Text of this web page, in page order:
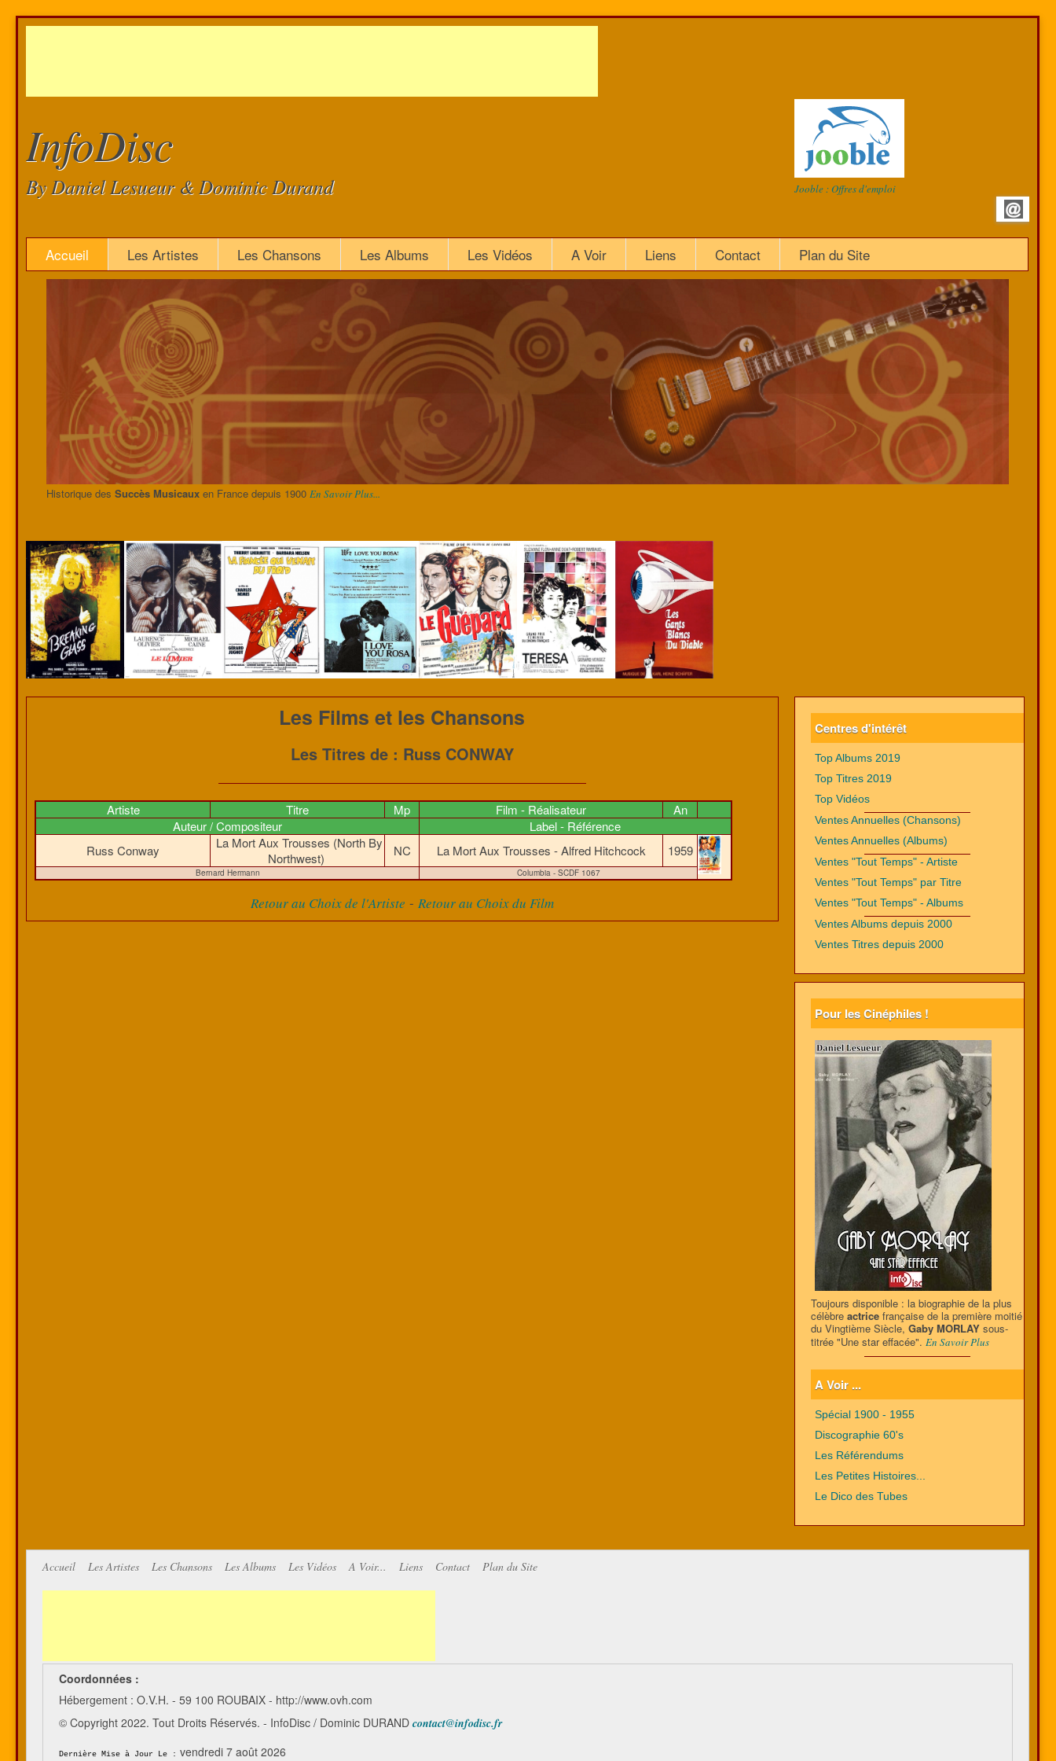
InfoDisc
By Daniel Lesueur & Dominic Durand Jooble : Offres d'emploi
Accueil Les Artistes Les Chansons Les Albums Les Vidéos A Voir Liens Contact Plan du Site
Historique des Succès Musicauxen France depuis 1900 En Savoir Plus...
Les Films et les Chansons
Les Titres de : Russ CONWAY
Artiste Titre Mp Film - Réalisateur
An
Auteur / Compositeur
Label - Référence
Russ Conway
La Mort Aux Trousses (North By
Northwest)
NC La Mort Aux Trousses - Alfred Hitchcock 1959
Bernard Hermann Columbia - SCDF 1067
Retour au Choix de l'Artiste - Retour au Choix du Film
Centres d'intérêt
Top Albums 2019
Top Titres 2019
Top Vidéos
Ventes Annuelles (Chansons)
Ventes Annuelles (Albums)
Ventes "Tout Temps" - Artiste
Ventes "Tout Temps" par Titre
Ventes "Tout Temps" - Albums
Ventes Albums depuis 2000
Ventes Titres depuis 2000
Pour les Cinéphiles !
Toujours disponible : la biographie de la plus
célèbre actricefrançaise de la première moitié
du Vingtième Siècle, Gaby MORLAYsous-
titrée "Une star effacée". En Savoir Plus
A Voir ...
Spécial 1900 - 1955
Discographie 60's
Les Référendums
Les Petites Histoires...
Le Dico des Tubes
Accueil Les Artistes Les Chansons Les Albums Les Vidéos A Voir... Liens Contact Plan du Site
Coordonnées :
Hébergement : O.V.H. - 59 100 ROUBAIX - http://www.ovh.com
© Copyright 2022. Tout Droits Réservés. - InfoDisc / Dominic DURAND contact@infodisc.fr
Dernière Mise à Jour Le : vendredi 7 août 2026